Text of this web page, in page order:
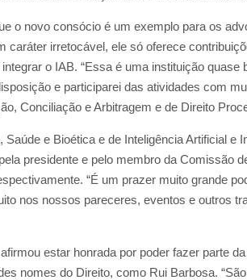
o novo consócio é um exemplo para os
caráter irretocável, ele só oferece
o IAB. “Essa é uma instituição quase
e participarei das atividades com
Conciliação e Arbitragem e de Direito
e Bioética e de Inteligência Artificial e
presidente e pelo membro da Comissão
“É um prazer muito grande
nos nossos pareceres, eventos e outros
estar honrada por poder fazer parte
nomes do Direito, como Rui Barbosa.